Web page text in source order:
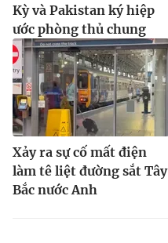
Kỳ và Pakistan ký hiệp
ước phòng thủ chung
Xảy ra sự cố mất điện
làm tê liệt đường sắt Tây
Bắc nước Anh